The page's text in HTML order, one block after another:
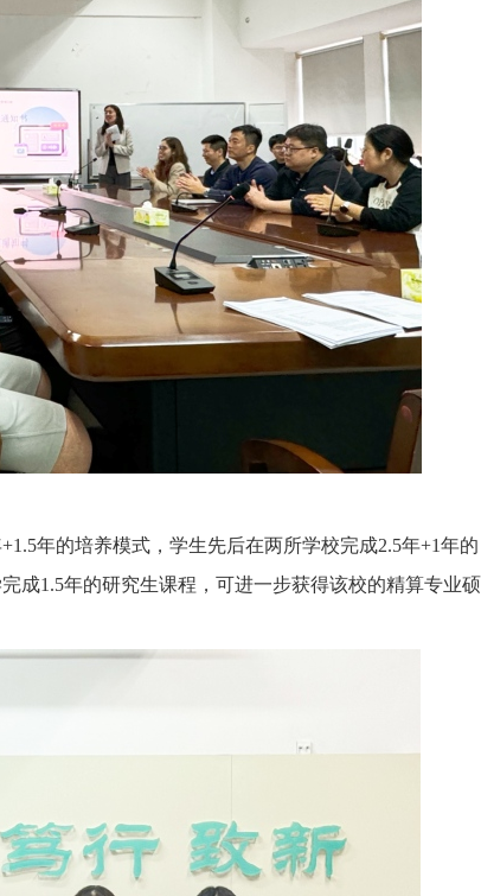
+1.5年的培养模式，学生先后在两所学校完成2.5年+1年的
成1.5年的研究生课程，可进一步获得该校的精算专业硕